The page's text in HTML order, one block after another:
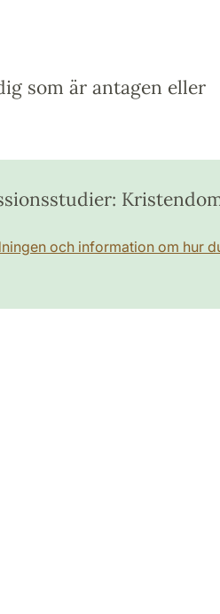
som är antagen eller
och information om hur